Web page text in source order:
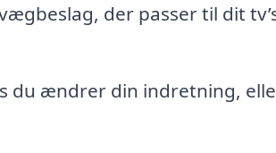
der passer til dit
du ændrer din indretning,